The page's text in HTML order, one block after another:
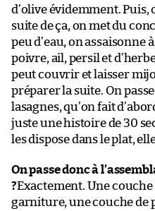
d’olive évidemment. Puis,
suite de ça, on met du
peu d’eau, on assaisonne
poivre, ail, persil et
peut couvrir et laisser
préparer la suite. On
lasagnes, qu’on fait
juste une histoire de 30
les dispose dans le plat,
On passe donc à
?Exactement. Une couche
garniture, une couche de